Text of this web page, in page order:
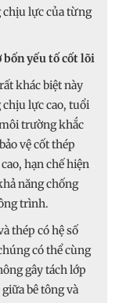
chịu lực của từng
bốn yếu tố cốt lõi
khác biệt này
lực cao, tuổi
trường khắc
vệ cốt thép
hạn chế hiện
năng chống
trình.
thép có hệ số
có thể cùng
gây tách lớp
bê tông và